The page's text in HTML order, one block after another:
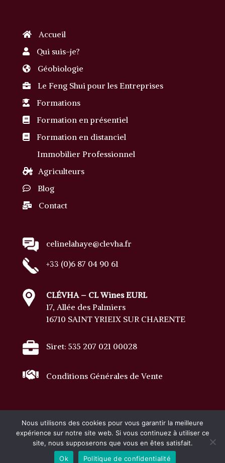
Accueil
Qui suis-je?
Géobiologie
Le Feng Shui pour les Entreprises
Formations
Formation en présentiel
Formation en distanciel
Immobilier Professionnel
Agriculteurs
Blog
Contact
celinelahaye@clevha.fr
+33 (0)6 87 04 90 61
CLÉVHA – CL Wines EURL
17, Allée des Palmiers
16710 SAINT YRIEIX SUR CHARENTE
Siret: 535 207 021 00028
Conditions Générales de Vente
Tous droits réservés · Copyright © 2023 Clevha
mentions légales
Nous utilisons des cookies pour vous garantir la meilleure
expérience sur notre site web. Si vous continuez à utiliser ce
site, nous supposerons que vous en êtes satisfait.
Ok
Politique de confidentialité